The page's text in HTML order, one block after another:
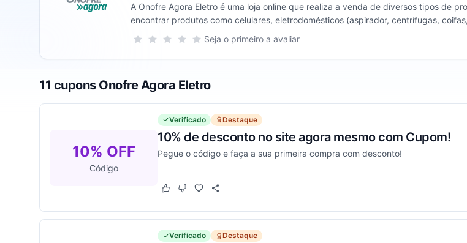
A Onofre Agora Eletro é uma loja online que realiza a venda de diversos tipos de
encontrar produtos como celulares, eletrodomésticos (aspirador, centrífugas,
automotivo, TVs e Vídeo e muito mais.
Sua nota para Onofre Agora Eletro, de 1 a 5 estrelas
5 estrelas
4 estrelas
3 estrelas
2 estrelas
1 estrela Seja o primeiro a avaliar
11 cupons Onofre Agora Eletro
10% OFF
Código
Verificado Destaque
10% de desconto no site agora mesmo com Cupom!
Pegue o código e faça a sua primeira compra com desconto!
Este cupom funcionou
Este cupom não funcionou
Verificado Destaque